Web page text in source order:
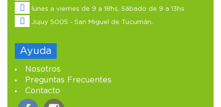
lunes a viernes de 9 a 18hs. Sábado de 9 a 13hs
Jujuy 5005 - San Miguel de Tucumán.
Ayuda
Nosotros
Preguntas Frecuentes
Contacto